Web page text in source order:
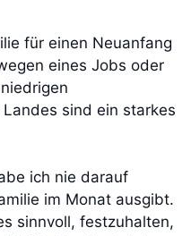
für einen Neuanfang
eines Jobs oder
sind ein starkes
ich nie darauf
im Monat ausgibt.
sinnvoll, festzuhalten,